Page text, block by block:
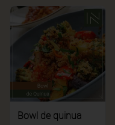
Bowl de quinua